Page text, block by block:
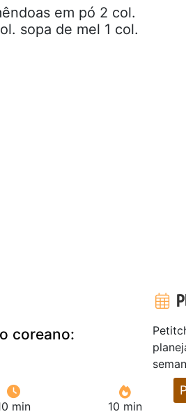
em pó 2 col.
sopa de mel 1 col.
coreano:
min 10 min